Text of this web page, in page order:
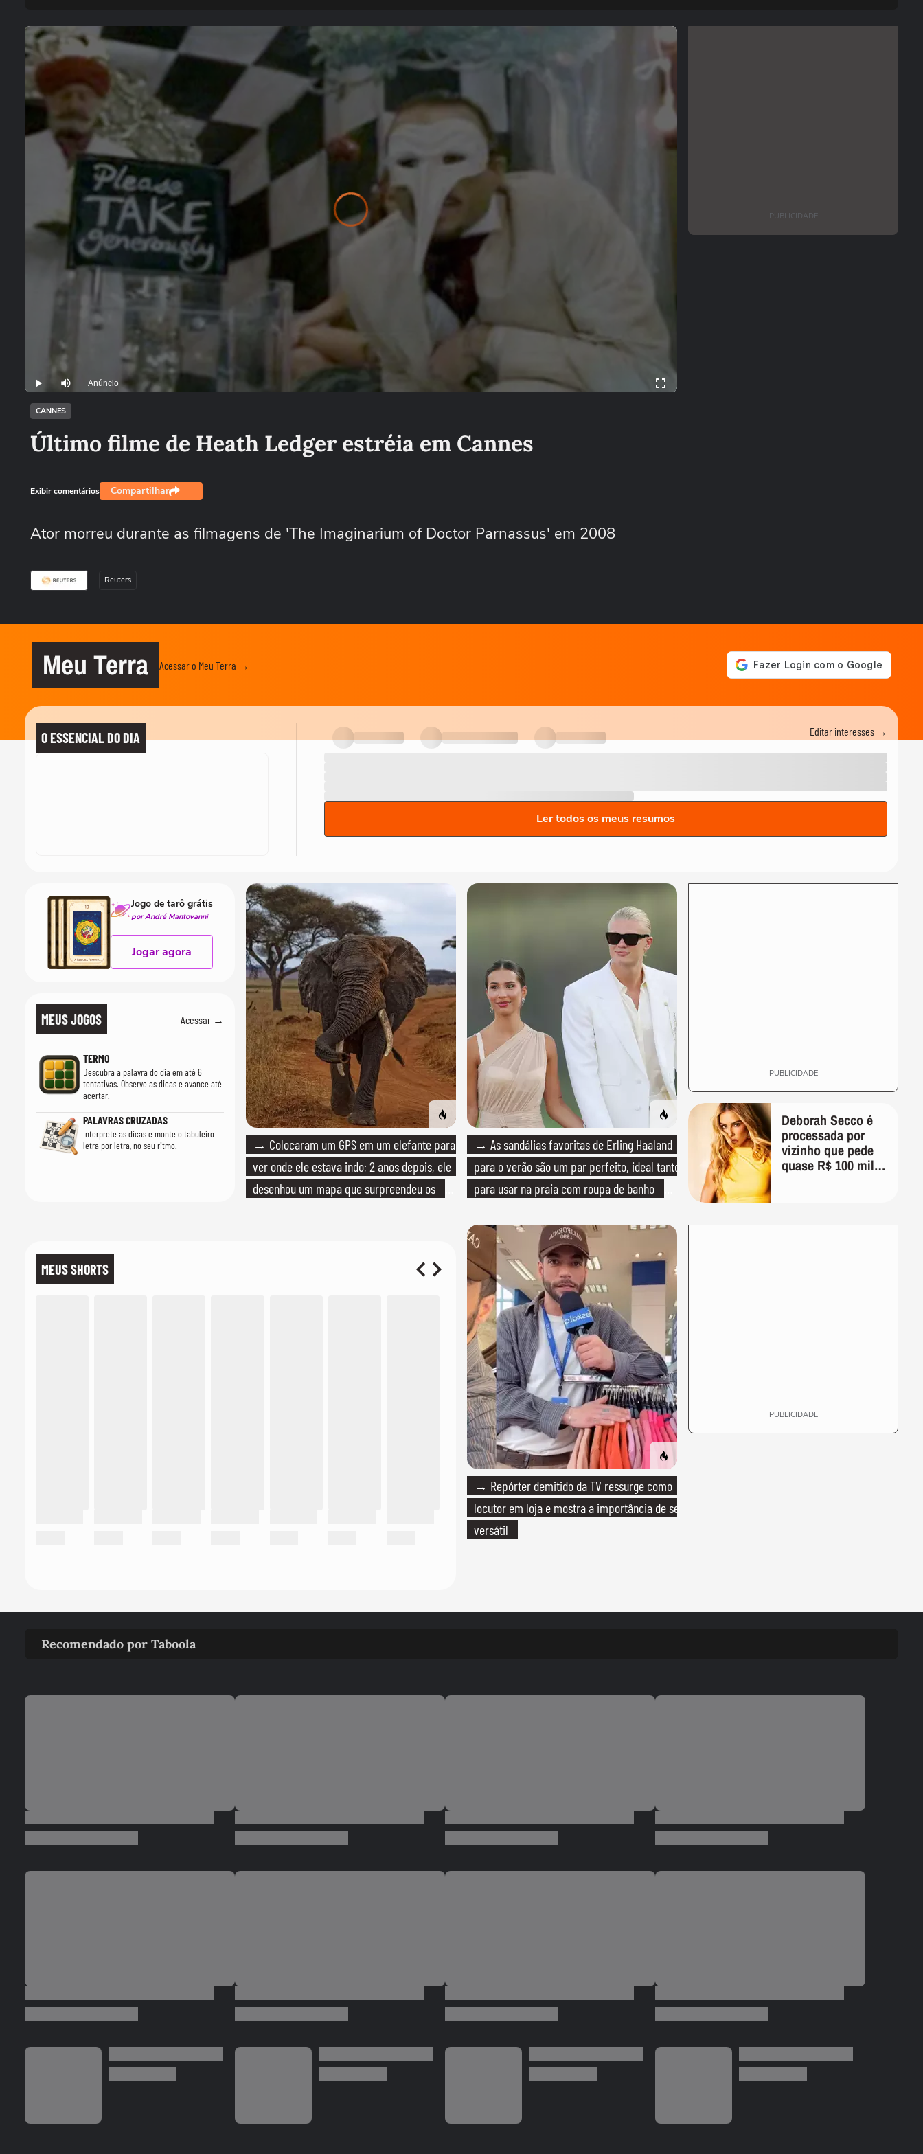
Pause Mutar
Current
TimeÂ
0:00 / DurationÂ
0:00
CANNES
Último filme de Heath Ledger estréia em Cannes
Exibir comentários Compartilhar
Ator morreu durante as filmagens de 'The Imaginarium of Doctor Parnassus' em 2008
Reuters
PUBLICIDADE
Meu Terra Acessar o Meu Terra →
O ESSENCIAL DO DIA Editar interesses →
Ler todos os meus resumos
MEUS JOGOS Acessar →
TERMO
Descubra a palavra do dia em até 6
tentativas. Observe as dicas e avance até
acertar.
PALAVRAS CRUZADAS
Interprete as dicas e monte o tabuleiro
letra por letra, no seu ritmo.
→ Colocaram um GPS em um elefante para
ver onde ele estava indo; 2 anos depois, ele
desenhou um mapa que surpreendeu os
→ As sandálias favoritas de Erling Haaland
para o verão são um par perfeito, ideal tanto
para usar na praia com roupa de banho
PUBLICIDADE
→ Repórter demitido da TV ressurge como
locutor em loja e mostra a importância de ser
versátil
Deborah Secco é
processada por
vizinho que pede
quase R$ 100 mil
MEUS SHORTS
PUBLICIDADE
Jogo de tarô grátis
por André Mantovanni
Jogar agora
Recomendado por Taboola